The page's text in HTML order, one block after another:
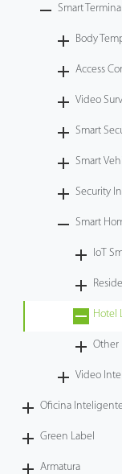
Armatura
Tecnología
Smart Terminal
Body
Access
Video
Smart
Smart
Security
Smart
IoT
Hotel
Other
Video
Oficina
Green Label
Armatura